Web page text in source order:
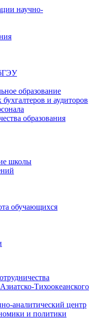
научно-
образование
и аудиторов
образования
школы
обучающихся
Тихоокеанского
аналитический центр
и политики